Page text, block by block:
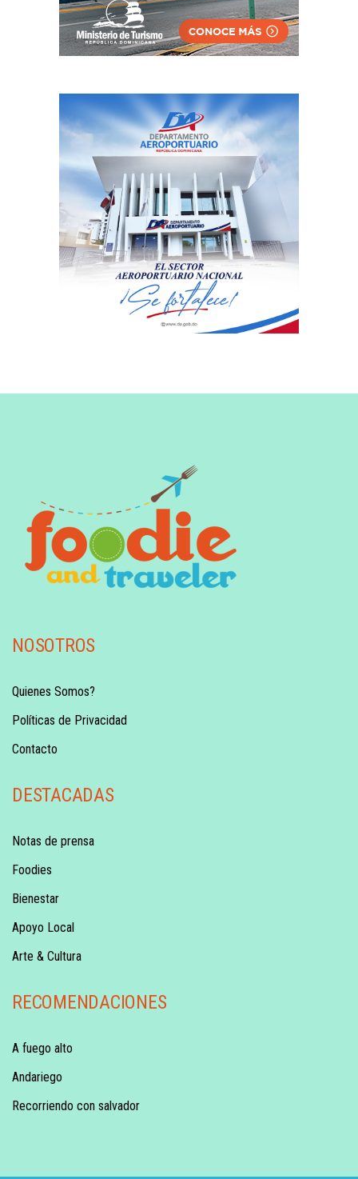
NOSOTROS
Quienes Somos?
Políticas de Privacidad
Contacto
DESTACADAS
Notas de prensa
Foodies
Bienestar
Apoyo Local
Arte & Cultura
RECOMENDACIONES
A fuego alto
Andariego
Recorriendo con salvador